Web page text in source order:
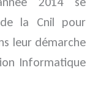
la Cnil pour
leur démarche
Informatique